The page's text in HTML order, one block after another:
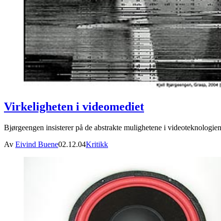
Virkeligheten i videomediet
Bjørgeengen insisterer på de abstrakte mulighetene i
Av Eivind Buene02.12.04Kritikk